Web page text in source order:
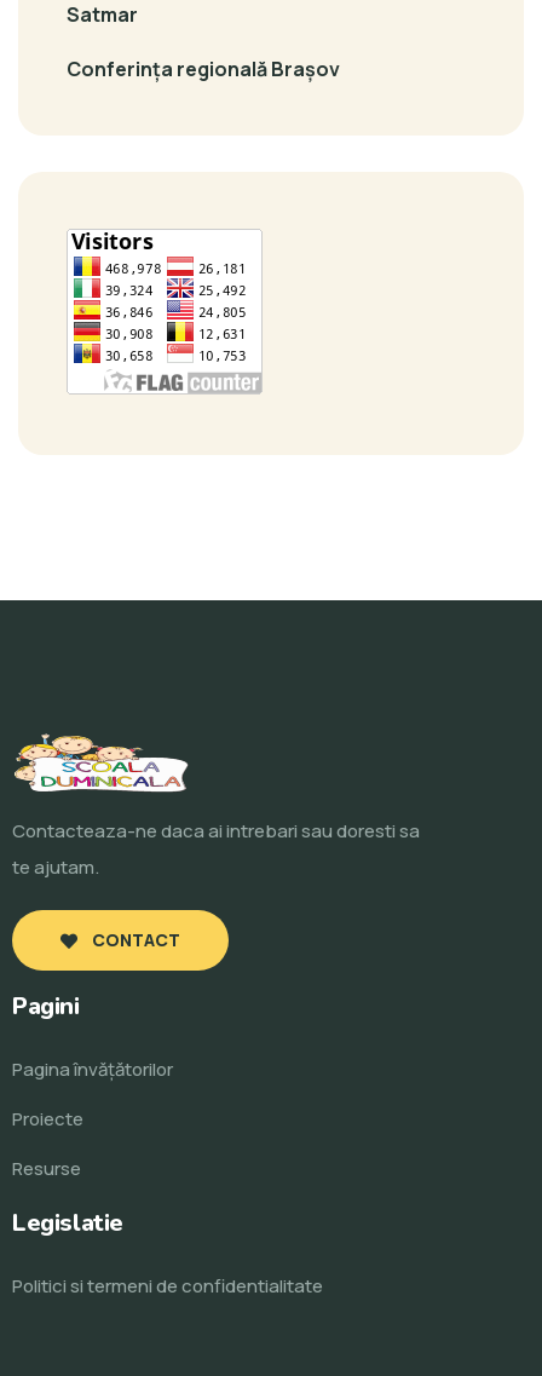
Satmar
Conferința regională Brașov
Contacteaza-ne daca ai intrebari sau doresti sa
te ajutam.
CONTACT
Pagini
Pagina învăţătorilor
Proiecte
Resurse
Legislatie
Politici si termeni de confidentialitate